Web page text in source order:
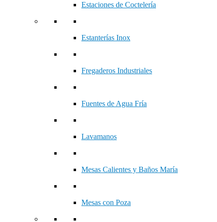
Estaciones de Coctelería
Estanterías Inox
Fregaderos Industriales
Fuentes de Agua Fría
Lavamanos
Mesas Calientes y Baños María
Mesas con Poza